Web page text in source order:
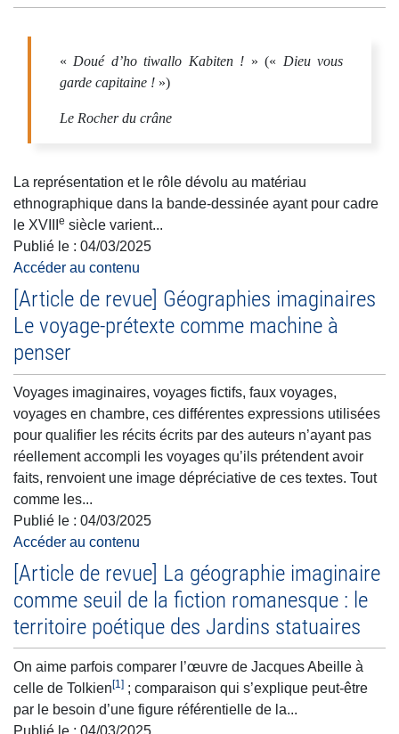
« Doué d’ho tiwallo Kabiten ! » (« Dieu vous
garde capitaine ! »)
Le Rocher du crâne
La représentation et le rôle dévolu au matériau
ethnographique dans la bande-dessinée ayant pour cadre
le XVIII
e siècle varient...
Publié le : 04/03/2025
Accéder au contenu
[Article de revue] Géographies imaginaires
Le voyage-prétexte comme machine à
penser
Voyages imaginaires, voyages fictifs, faux voyages,
voyages en chambre, ces différentes expressions utilisées
pour qualifier les récits écrits par des auteurs n’ayant pas
réellement accompli les voyages qu’ils prétendent avoir
faits, renvoient une image dépréciative de ces textes. Tout
comme les...
Publié le : 04/03/2025
Accéder au contenu
[Article de revue] La géographie imaginaire
comme seuil de la fiction romanesque : le
territoire poétique des Jardins statuaires
On aime parfois comparer l’œuvre de Jacques Abeille à
celle de Tolkien[1] ; comparaison qui s’explique peut-être
par le besoin d’une figure référentielle de la...
Publié le : 04/03/2025